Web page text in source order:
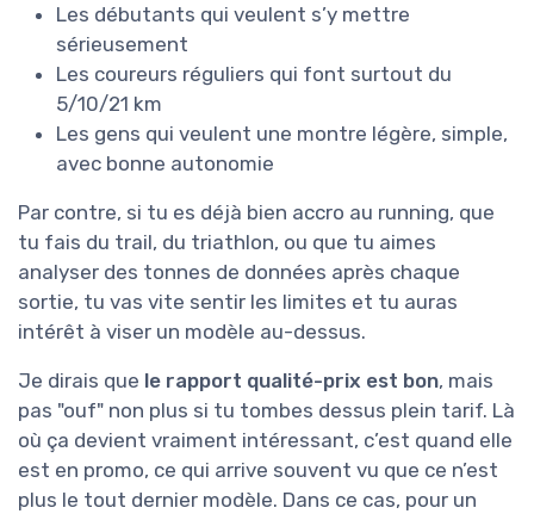
Les débutants qui veulent s’y mettre
sérieusement
Les coureurs réguliers qui font surtout du
5/10/21 km
Les gens qui veulent une montre légère, simple,
avec bonne autonomie
Par contre, si tu es déjà bien accro au running, que
tu fais du trail, du triathlon, ou que tu aimes
analyser des tonnes de données après chaque
sortie, tu vas vite sentir les limites et tu auras
intérêt à viser un modèle au-dessus.
Je dirais que le rapport qualité-prix est bon, mais
pas "ouf" non plus si tu tombes dessus plein tarif. Là
où ça devient vraiment intéressant, c’est quand elle
est en promo, ce qui arrive souvent vu que ce n’est
plus le tout dernier modèle. Dans ce cas, pour un